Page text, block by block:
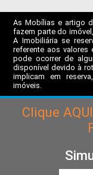
As Mobílias e artigo
fazem parte do
A Imobiliária se
referente aos
pode ocorrer de
disponível devido à
implicam em
imóveis.
Clique AQUI